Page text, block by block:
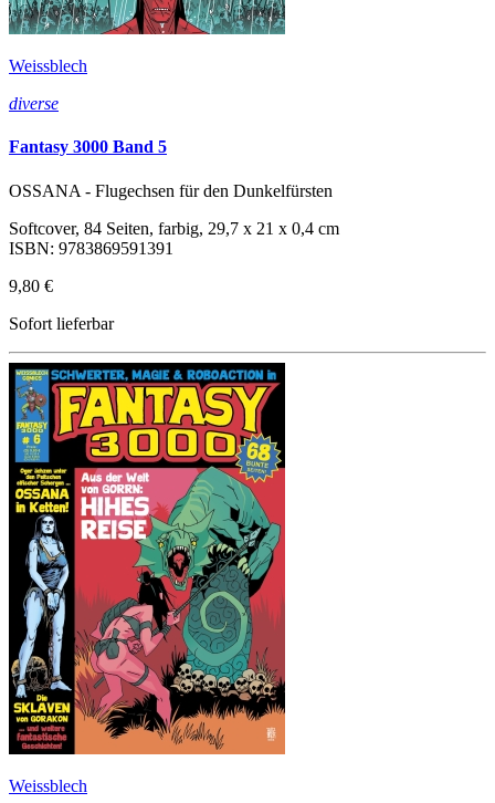
Weissblech
diverse
Fantasy 3000 Band 5
OSSANA - Flugechsen für den Dunkelfürsten
Softcover, 84 Seiten, farbig, 29,7 x 21 x 0,4 cm
ISBN: 9783869591391
9,80 €
Sofort lieferbar
Weissblech